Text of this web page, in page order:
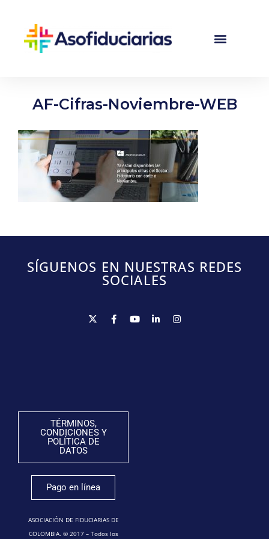
AF-Cifras-Noviembre-WEB
SÍGUENOS EN NUESTRAS REDES
SOCIALES
TÉRMINOS,
CONDICIONES Y
POLÍTICA DE
DATOS
Pago en línea
ASOCIACIÓN DE FIDUCIARIAS DE
COLOMBIA. © 2017 – Todos los